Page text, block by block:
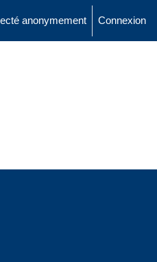
anonymement Connexion